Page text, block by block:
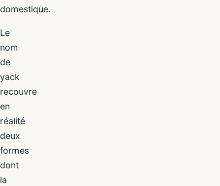
domestique.
Le
nom
de
yack
recouvre
en
réalité
deux
formes
dont
la